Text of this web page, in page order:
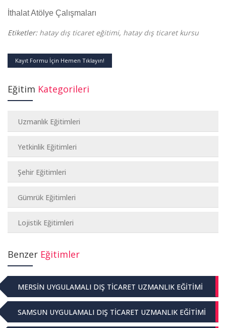
İthalat Atölye Çalışmaları
Etiketler: hatay dış ticaret eğitimi, hatay dış ticaret kursu
Kayıt Formu İçin Hemen Tıklayın!
Eğitim Kategorileri
Uzmanlık Eğitimleri
Yetkinlik Eğitimleri
Şehir Eğitimleri
Gümrük Eğitimleri
Lojistik Eğitimleri
Benzer Eğitimler
MERSİN UYGULAMALI DIŞ TİCARET UZMANLIK EĞİTİMİ
SAMSUN UYGULAMALI DIŞ TİCARET UZMANLIK EĞİTİMİ